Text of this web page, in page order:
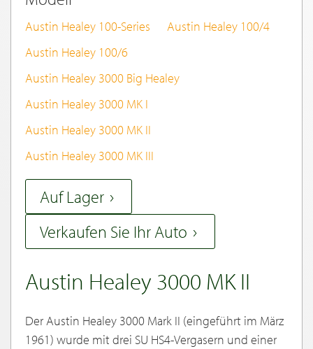
Austin Healey 100-Series
Austin Healey 100/4
Austin Healey 100/6
Austin Healey 3000 Big Healey
Austin Healey 3000 MK I
Austin Healey 3000 MK II
Austin Healey 3000 MK III
Auf Lager
Verkaufen Sie Ihr Auto
Austin Healey 3000 MK II
Der Austin Healey 3000 Mark II (eingeführt im März
1961) wurde mit drei SU HS4-Vergasern und einer